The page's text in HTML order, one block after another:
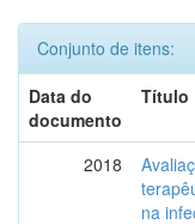
Conjunto de itens:
Data do
documento
Título
2018
na